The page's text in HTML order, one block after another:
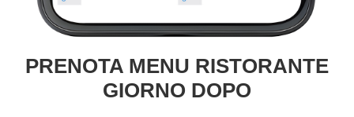
PRENOTA MENU RISTORANTE
GIORNO DOPO